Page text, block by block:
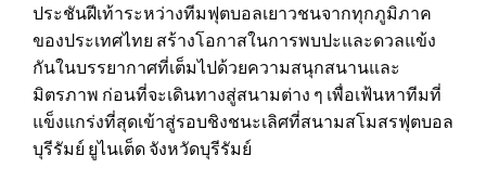
ประชันฝีเท้าระหว่างทีมฟุตบอลเยาวชนจากทุกภูมิภาค
ของประเทศไทย สร้างโอกาสในการพบปะและดวลแข้ง
กันในบรรยากาศที่เต็มไปด้วยความสนุกสนานและ
มิตรภาพ ก่อนที่จะเดินทางสู่สนามต่าง ๆ เพื่อเฟ้นหาทีมที่
แข็งแกร่งที่สุดเข้าสู่รอบชิงชนะเลิศที่สนามสโมสรฟุตบอล
บุรีรัมย์ ยูไนเต็ด จังหวัดบุรีรัมย์